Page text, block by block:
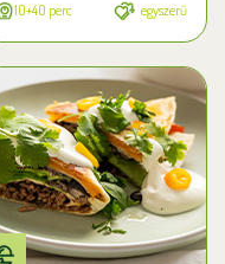
10+40 perc egyszerű